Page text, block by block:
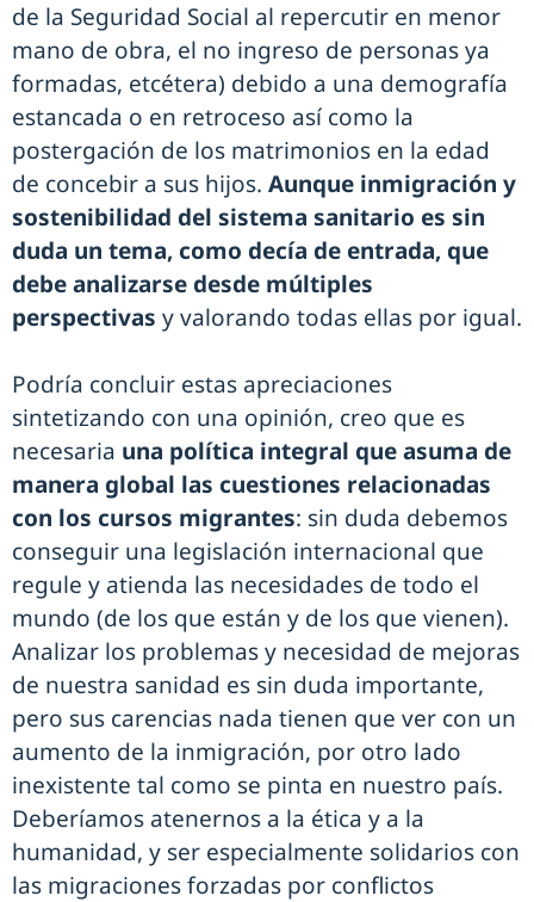
de la Seguridad Social al repercutir en menor
mano de obra, el no ingreso de personas ya
formadas, etcétera) debido a una demografía
estancada o en retroceso así como la
postergación de los matrimonios en la edad
de concebir a sus hijos. Aunque inmigración y
sostenibilidad del sistema sanitario es sin
duda un tema, como decía de entrada, que
debe analizarse desde múltiples
perspectivas y valorando todas ellas por igual.
Podría concluir estas apreciaciones
sintetizando con una opinión, creo que es
necesaria una política integral que asuma de
manera global las cuestiones relacionadas
con los cursos migrantes: sin duda debemos
conseguir una legislación internacional que
regule y atienda las necesidades de todo el
mundo (de los que están y de los que vienen).
Analizar los problemas y necesidad de mejoras
de nuestra sanidad es sin duda importante,
pero sus carencias nada tienen que ver con un
aumento de la inmigración, por otro lado
inexistente tal como se pinta en nuestro país.
Deberíamos atenernos a la ética y a la
humanidad, y ser especialmente solidarios con
las migraciones forzadas por conflictos